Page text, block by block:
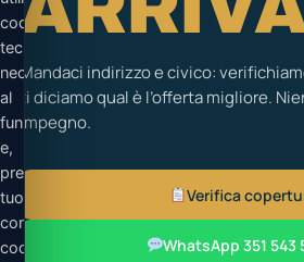
Mandaci indirizzo e civico:
ti diciamo qual è l’offerta migliore.
impegno.
Verifica
WhatsApp 351 543
cookie
tecnici
necessari
al
funzionamento
e,
previo
tuo
consenso,
cookie